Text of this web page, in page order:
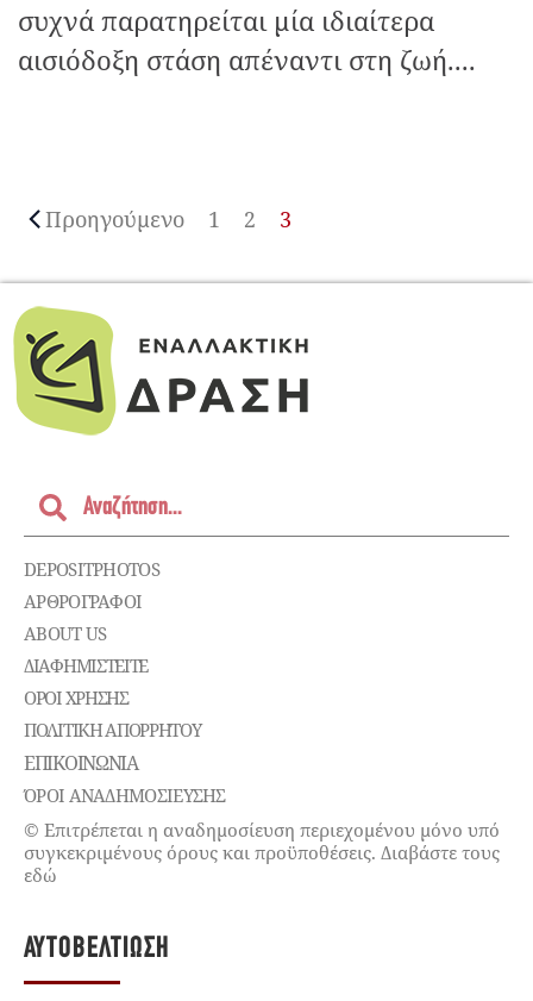
συχνά παρατηρείται μία ιδιαίτερα
αισιόδοξη στάση απέναντι στη ζωή....
Προηγούμενο 1 2 3
DEPOSITPHOTOS
ΑΡΘΡΟΓΡΑΦΟΙ
ABOUT US
ΔΙΑΦΗΜΙΣΤΕΊΤΕ
ΌΡΟΙ ΧΡΉΣΗΣ
ΠΟΛΙΤΙΚΉ ΑΠΟΡΡΉΤΟΥ
ΕΠΙΚΟΙΝΩΝΊΑ
ΌΡΟΙ ΑΝΑΔΗΜΟΣΙΕΥΣΗΣ
© Επιτρέπεται η αναδημοσίευση περιεχομένου μόνο υπό
συγκεκριμένους όρους και προϋποθέσεις. Διαβάστε τους
εδώ
ΑΥΤΟΒΕΛΤΊΩΣΗ